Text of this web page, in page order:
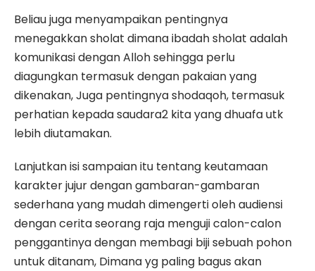
Beliau juga menyampaikan pentingnya
menegakkan sholat dimana ibadah sholat adalah
komunikasi dengan Alloh sehingga perlu
diagungkan termasuk dengan pakaian yang
dikenakan, Juga pentingnya shodaqoh, termasuk
perhatian kepada saudara2 kita yang dhuafa utk
lebih diutamakan.
Lanjutkan isi sampaian itu tentang keutamaan
karakter jujur dengan gambaran-gambaran
sederhana yang mudah dimengerti oleh audiensi
dengan cerita seorang raja menguji calon-calon
penggantinya dengan membagi biji sebuah pohon
untuk ditanam, Dimana yg paling bagus akan